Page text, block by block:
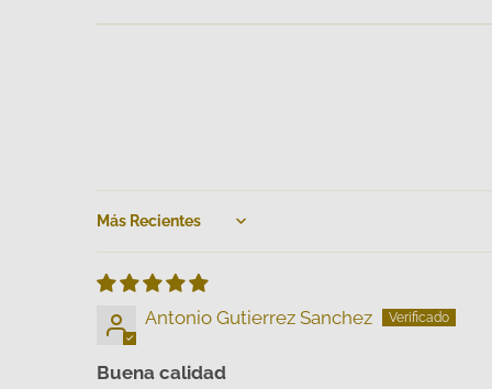
Sort by
Antonio Gutierrez Sanchez
Buena calidad